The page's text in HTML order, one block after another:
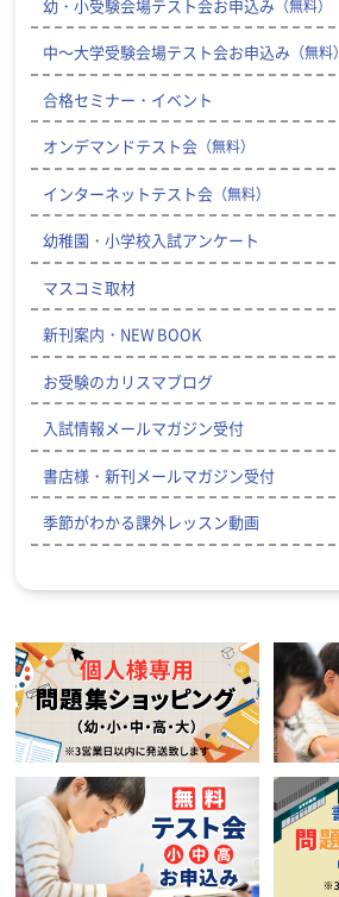
幼・小受験会場テスト会お申込み （無料）
中～大学受験会場テスト会お申込み （無料）
合格セミナー・イベント
オンデマンドテスト会 （無料）
インターネットテスト会 （無料）
幼稚園・小学校入試アンケート
マスコミ取材
新刊案内・NEW BOOK
お受験のカリスマブログ
入試情報メールマガジン受付
書店様・新刊メールマガジン受付
季節がわかる課外レッスン動画